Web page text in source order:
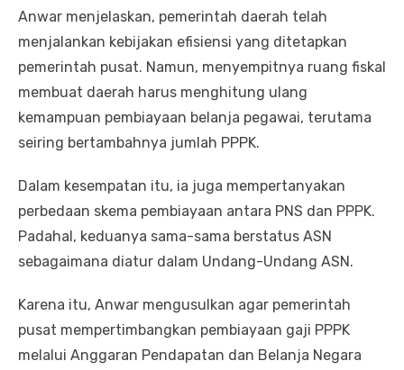
Anwar menjelaskan, pemerintah daerah telah
menjalankan kebijakan efisiensi yang ditetapkan
pemerintah pusat. Namun, menyempitnya ruang fiskal
membuat daerah harus menghitung ulang
kemampuan pembiayaan belanja pegawai, terutama
seiring bertambahnya jumlah PPPK.
Dalam kesempatan itu, ia juga mempertanyakan
perbedaan skema pembiayaan antara PNS dan PPPK.
Padahal, keduanya sama-sama berstatus ASN
sebagaimana diatur dalam Undang-Undang ASN.
Karena itu, Anwar mengusulkan agar pemerintah
pusat mempertimbangkan pembiayaan gaji PPPK
melalui Anggaran Pendapatan dan Belanja Negara